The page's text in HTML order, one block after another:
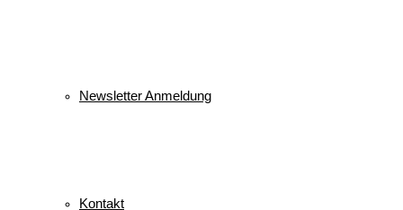
Newsletter Anmeldung
Kontakt